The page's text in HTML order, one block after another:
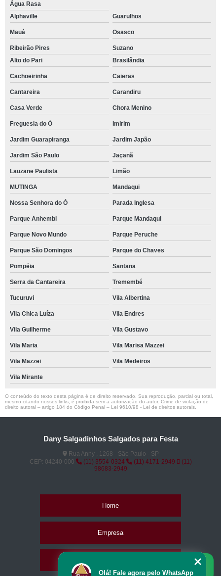
Água Rasa
Alphaville
Guarulhos
Mauá Osasco
Ribeirão Pires
Suzano
Alto do Pari
Brasilândia
Cachoeirinha Caieras
Cantareira Carandiru
Casa Verde Chora Menino
Freguesia do Ó Imirim
Jardim Guarapiranga Jardim Japão
Jardim São Paulo Jaçanã
Lauzane Paulista Limão
MUTINGA Mandaqui
Nossa Senhora do Ó Parada Inglesa
Parque Anhembi Parque Mandaqui
Parque Novo Mundo Parque Peruche
Parque São Domingos Parque do Chaves
Pompéia Santana
Serra da Cantareira Tremembé
Tucuruvi Vila Albertina
Vila Chica Luíza Vila Endres
Vila Guilherme Vila Gustavo
Vila Maria Vila Marisa Mazzei
Vila Mazzei Vila Medeiros
Vila Mirante
O conteúdo do texto desta página é de direito reservado. Sua reprodução, parcial ou total,
mesmo citando nossos links, é proibida sem a autorização do autor. Crime de violação de
direito autoral – artigo 184 do Código Penal – Lei 9610/98 - Lei de direitos autorais
Dany Salgadinhos Salgados para Festa
Rua Anny , 1268 - São Paulo - SP
CEP: 04240-000
(11) 3554-0324 (11) 4171-2949
(11)
98683-2949
Home
Empresa
Olá! Fale agora pelo WhatsApp